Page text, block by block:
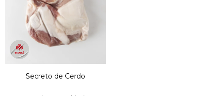
Secreto de Cerdo